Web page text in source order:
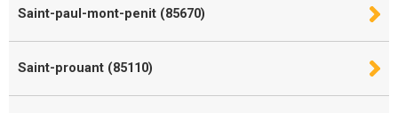
Saint-paul-mont-penit (85670)
Saint-prouant (85110)